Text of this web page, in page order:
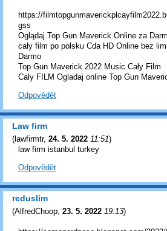
https://
gss
Oglądaj Top Gun Maverick Online za
cały film po polsku Cda HD Online bez
Darmo
Top Gun Maverick 2022 Music Cały Film
Caly FILM Ogladaj online Top Gun
Odpovědět
Law firm
( lawfirmtr, 24. 5. 2022 11:51)
law firm istanbul turkey
Odpovědět
reduslim
(AlfredChoop 23. 5. 2022 19:13)